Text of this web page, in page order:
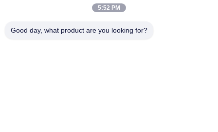
Tentang Kami
5:52 PM
Good day, what product are you looking for?